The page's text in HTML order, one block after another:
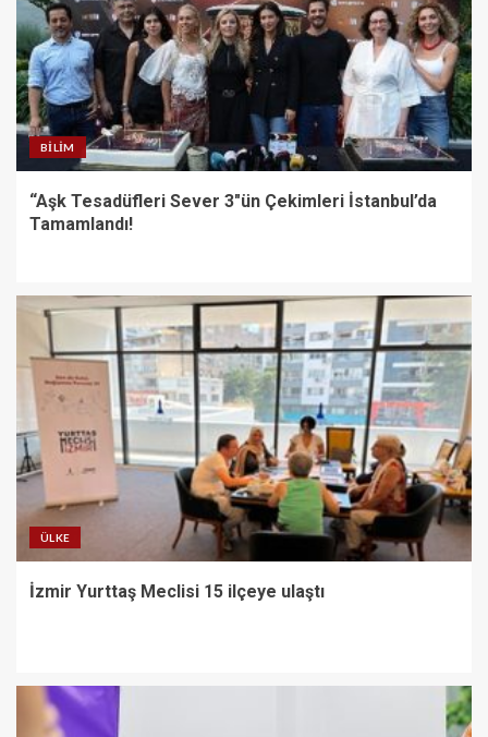
BILIM
“Aşk Tesadüfleri Sever 3″ün Çekimleri İstanbul’da
Tamamlandı!
ÜLKE
İzmir Yurttaş Meclisi 15 ilçeye ulaştı